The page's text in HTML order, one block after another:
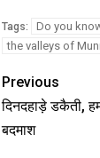
Tags: Do you
the valleys of
Previous
दिनदहाड़े डकैती,
बदमाश